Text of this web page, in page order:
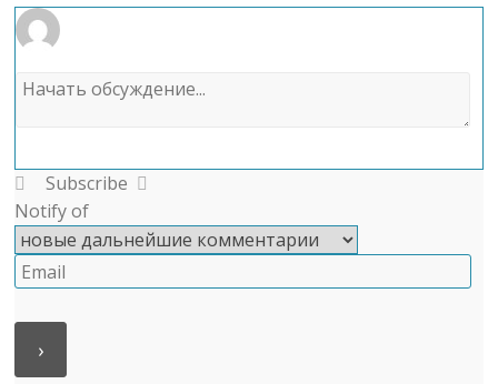
Subscribe
Notify of